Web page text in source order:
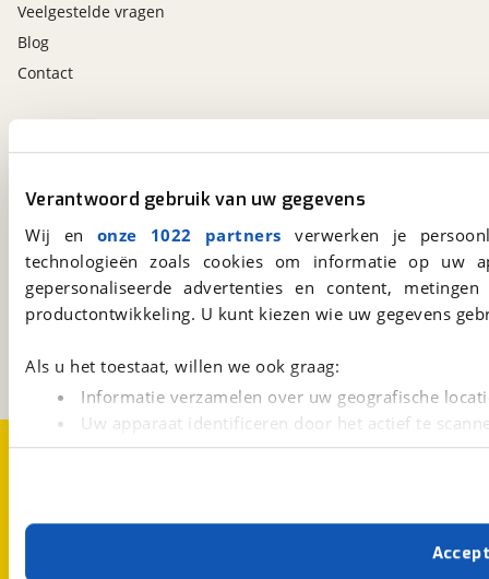
Verantwoord gebruik van uw gegevens
Wij en onze 1022 partners verwerken je
technologieën zoals cookies om informatie op
gepersonaliseerde advertenties en content,
productontwikkeling. U kunt kiezen wie uw gegevens
Als u het toestaat, willen we ook graag:
Informatie verzamelen over uw geografische
Uw apparaat identificeren door het actief te
Lees meer over hoe uw persoonlijke gegevens worden
Met cookies en vergelijkbare technieken zorgen we
cookies zorgen ervoor dat de website goed werkt.
Veelgestelde vragen
Blog
Contact
viaBOVAG.nl
Kosterijland 15
Bunnik
BOVAG
Download 'm nu.
Over viaBOVAG.nlDisclaimer- en Privacyverklaring